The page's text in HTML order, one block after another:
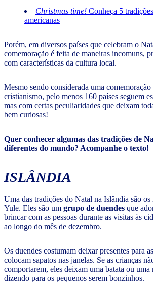
Christmas time! Conheça 5
americanas
Porém, em diversos países que celebram o
comemoração é feita de maneiras incomuns,
com características da cultura local.
Mesmo sendo considerada uma comemoração
cristianismo, pelo menos 160 países seguem
mas com certas peculiaridades que deixam
bem curiosas!
Quer conhecer algumas das tradições de
diferentes do mundo? Acompanhe o texto!
ISLÂNDIA
Uma das tradições do Natal na Islândia são os
Yule. Eles são um grupo de duendes que
brincar com as pessoas durante as visitas às
ao longo do mês de dezembro.
Os duendes costumam deixar presentes para
colocam sapatos nas janelas. Se as crianças
comportarem, eles deixam uma batata ou uma
dizendo para os pequenos serem bonzinhos.